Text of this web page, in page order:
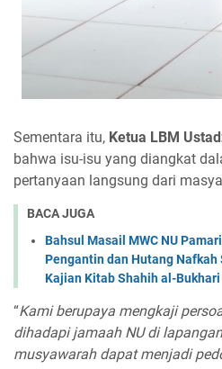
Sementara itu, Ketua LBM
bahwa isu-isu yang diangkat
pertanyaan langsung dari
BACA JUGA
Bahsul Masail MWC NU
Pengantin dan Hutang
Kajian Kitab Shahih al-Bukhari
“Kami berupaya mengkaji
dihadapi jamaah NU di
musyawarah dapat menjadi